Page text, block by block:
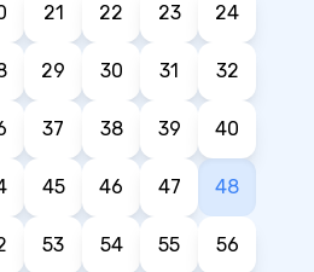
21 22 23 24
29 30 31 32
37 38 39 40
45 46 47 48
53 54 55 56